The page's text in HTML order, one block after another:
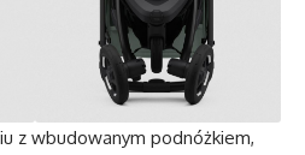
z wbudowanym podnóżkiem,